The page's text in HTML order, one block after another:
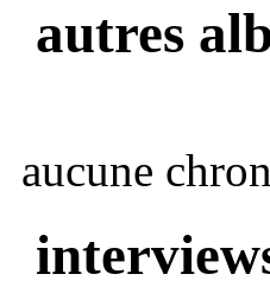
autres
aucune